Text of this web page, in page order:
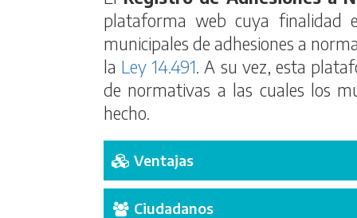
plataforma web cuya finalidad
municipales de adhesiones a
la Ley 14.491. A su vez, esta
de normativas a las cuales los
hecho.
Ventajas
Ciudadanos